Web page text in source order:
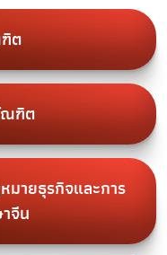
ต
ฑิต
ายธุรกิจและการ
จีน